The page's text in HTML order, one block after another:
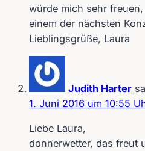
würde mich sehr
einem der nächsten
Lieblingsgrüße, Laura
Judith Harter
1. Juni 2016 um 10:55
Liebe Laura,
donnerwetter, das freut